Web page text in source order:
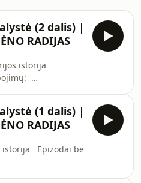
(2 dalis) |
RADIJAS
istorija
armenas
00:01:30 Kruvina
žmonės
00:59:27 Uždaroji
Outro =====
nugalėti! 💙
(1 dalis) |
RADIJAS
istorija Epizodai be